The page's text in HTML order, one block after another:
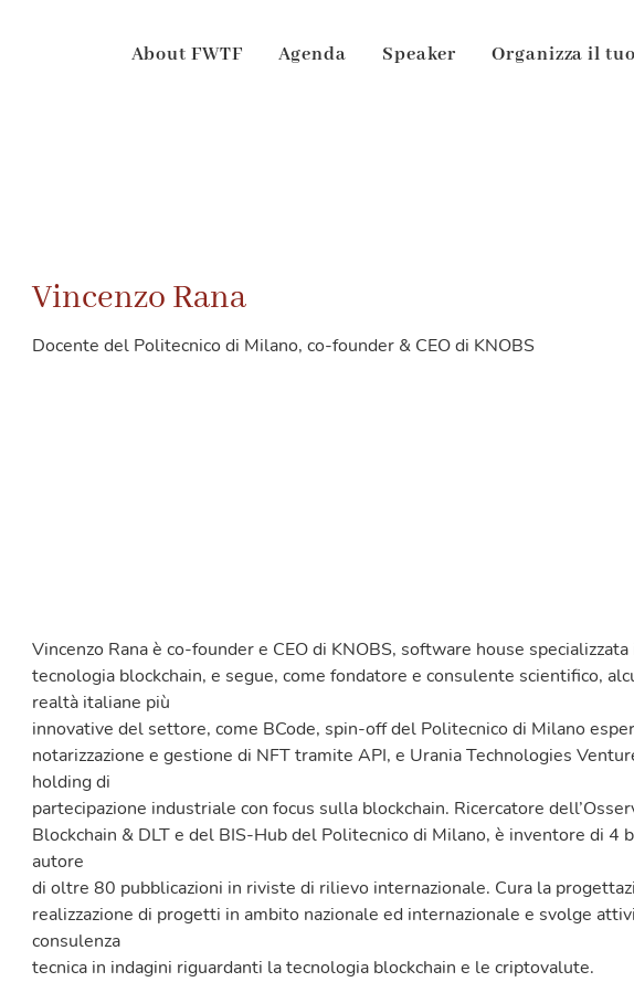
About FWTF Agenda Speaker Organizza il
Vincenzo Rana
Docente del Politecnico di Milano, co-founder & CEO di KNOBS
Vincenzo Rana è co-founder e CEO di KNOBS, software house specializzata
tecnologia blockchain, e segue, come fondatore e consulente scientifico,
realtà italiane più
innovative del settore, come BCode, spin-off del Politecnico di Milano
notarizzazione e gestione di NFT tramite API, e Urania Technologies
holding di
partecipazione industriale con focus sulla blockchain. Ricercatore
Blockchain & DLT e del BIS-Hub del Politecnico di Milano, è inventore di 4
autore
di oltre 80 pubblicazioni in riviste di rilievo internazionale. Cura la
realizzazione di progetti in ambito nazionale ed internazionale e svolge
consulenza
tecnica in indagini riguardanti la tecnologia blockchain e le criptovalute.